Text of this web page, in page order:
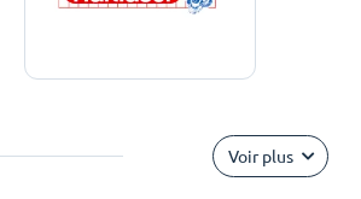
Voir plus